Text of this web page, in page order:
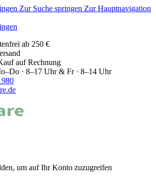
Zur Suche springen Zur Hauptnavigation
ab 250 €
auf Rechnung
· 8–17 Uhr & Fr · 8–14 Uhr
um auf Ihr Konto zuzugreifen